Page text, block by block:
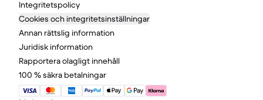
Integritetspolicy
Cookies och integritetsinställningar
Annan rättslig information
Juridisk information
Rapportera olagligt innehåll
100 % säkra betalningar